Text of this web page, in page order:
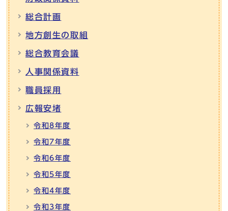
総合計画
地方創生の取組
総合教育会議
人事関係資料
職員採用
広報安堵
令和8年度
令和7年度
令和6年度
令和5年度
令和4年度
令和3年度